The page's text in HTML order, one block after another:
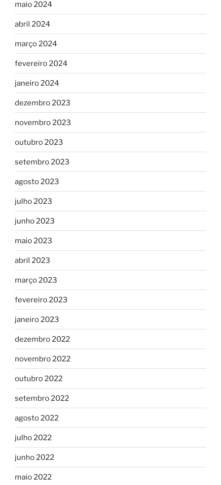
maio 2024
abril 2024
março 2024
fevereiro 2024
janeiro 2024
dezembro 2023
novembro 2023
outubro 2023
setembro 2023
agosto 2023
julho 2023
junho 2023
maio 2023
abril 2023
março 2023
fevereiro 2023
janeiro 2023
dezembro 2022
novembro 2022
outubro 2022
setembro 2022
agosto 2022
julho 2022
junho 2022
maio 2022